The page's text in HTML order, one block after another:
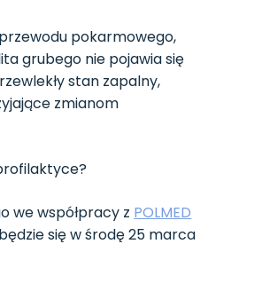
pokarmowego,
grubego nie pojawia się
stan zapalny,
zmianom
we współpracy z POLMED
się w środę 25 marca